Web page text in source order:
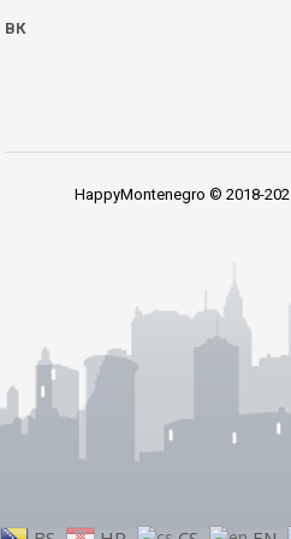
ВК
HappyMontenegro © 2018-